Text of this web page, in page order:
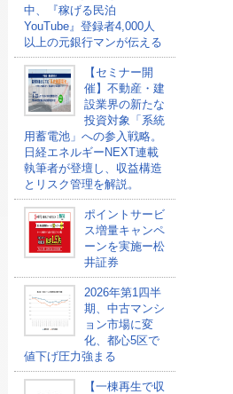
中、『稼げる民泊
YouTube』登録者4,000人
以上の元銀行マンが伝える
【セミナー開
催】不動産・建
設業界の新たな
投資対象「系統
用蓄電池」への参入戦略。
日経エネルギーNEXT連載
執筆者が登壇し、収益構造
とリスク管理を解説。
ポイントサービ
ス増量キャンペ
ーンを実施ー松
井証券
2026年第1四半
期、中古マンシ
ョン市場に変
化、都心5区で
値下げ圧力強まる
【一棟再生で収